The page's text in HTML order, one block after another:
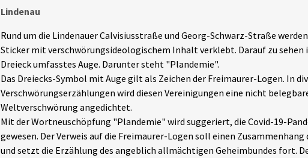
Lindenau
Rund um die Lindenauer Calvisiusstraße und Georg-Schwarz-Straße
Sticker mit verschwörungsideologischem Inhalt verklebt. Darauf zu sehen
Dreieck umfasstes Auge. Darunter steht "Plandemie".
Das Dreiecks-Symbol mit Auge gilt als Zeichen der Freimaurer-Logen. In
Verschwörungserzählungen wird diesen Vereinigungen eine nicht
Weltverschwörung angedichtet.
Mit der Wortneuschöpfung "Plandemie" wird suggeriert, die Covid-19-
gewesen. Der Verweis auf die Freimaurer-Logen soll einen
und setzt die Erzählung des angeblich allmächtigen Geheimbundes fort.